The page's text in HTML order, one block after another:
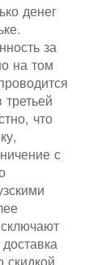
денег
за
на том
что
с